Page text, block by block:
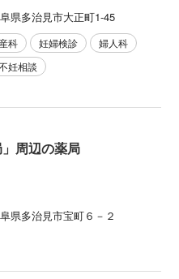
県多治見市大正町1-45
産科 妊婦検診
婦人科
妊相談
周辺の薬局
県多治見市宝町６－２